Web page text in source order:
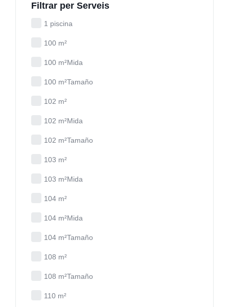
Filtrar per Serveis
1 piscina
100 m²
100 m²Mida
100 m²Tamaño
102 m²
102 m²Mida
102 m²Tamaño
103 m²
103 m²Mida
104 m²
104 m²Mida
104 m²Tamaño
108 m²
108 m²Tamaño
110 m²